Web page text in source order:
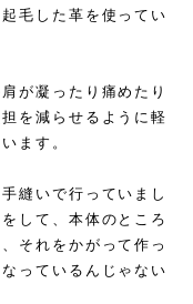
毛した革を使ってい
が凝ったり痛めたり
を減らせるように軽
ます。
縫いで行っていまし
して、本体のところ
それをかがって作っ
っているんじゃない